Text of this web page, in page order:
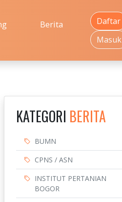
Berita
Daftar
Masuk
KATEGORI BERITA
BUMN
CPNS / ASN
INSTITUT PERTANIAN
BOGOR